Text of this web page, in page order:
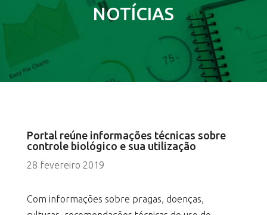
NOTÍCIAS
Portal reúne informações técnicas sobre
controle biológico e sua utilização
28 fevereiro 2019
Com informações sobre pragas, doenças,